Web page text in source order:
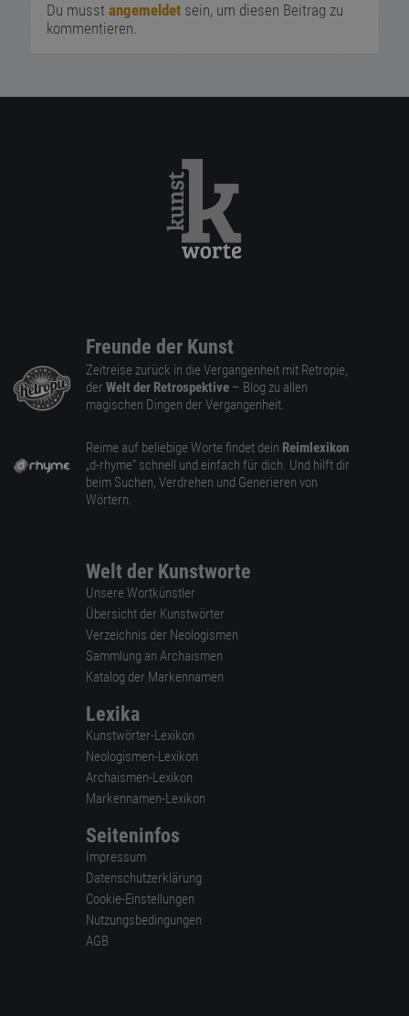
Du musst angemeldetsein, um diesen Beitrag zu
kommentieren.
Freunde der Kunst
Zeitreise zurück in die Vergangenheit mit Retropie,
der Welt der Retrospektive – Blog zu allen
magischen Dingen der Vergangenheit.
Reime auf beliebige Worte findet dein Reimlexikon
„d-rhyme” schnell und einfach für dich. Und hilft dir
beim Suchen, Verdrehen und Generieren von
Wörtern.
Welt der Kunstworte
Unsere Wortkünstler
Übersicht der Kunstwörter
Verzeichnis der Neologismen
Sammlung an Archaismen
Katalog der Markennamen
Lexika
Kunstwörter-Lexikon
Neologismen-Lexikon
Archaismen-Lexikon
Markennamen-Lexikon
Seiteninfos
Impressum
Datenschutzerklärung
Cookie-Einstellungen
Nutzungsbedingungen
AGB